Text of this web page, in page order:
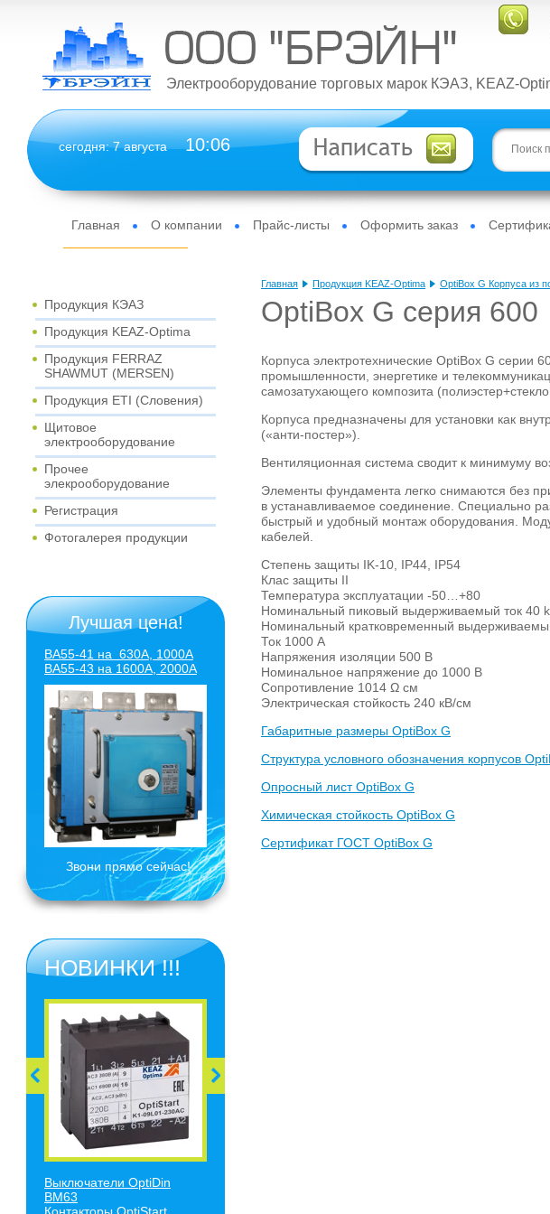
Главная О компании Прайс-листы Оформить заказ
Электрооборудование торговых марок КЭАЗ, KEAZ-
сегодня: 7 августа 10 06
Главная Продукция KEAZ-Optima OptiBox G Корпуса из
OptiBox G cерия 600
Корпуса электротехнические ОрtiBох G серии
промышленности, энергетике и
самозатухающего композита
Корпуса предназначены для установки как
(«анти-постер»).
Вентиляционная система сводит к минимуму
Элементы фундамента легко снимаются без
в устанавливаемое соединение. Специально
быстрый и удобный монтаж оборудования.
кабелей.
Степень защиты IK-10, IP44, IP54
Клас защиты II
Температура эксплуатации -50…+80
Номинальный пиковый выдерживаемый ток 40
Номинальный кратковременный
Ток 1000 A
Напряжения изоляции 500 В
Номинальное напряжение до 1000 В
Сопротивление 1014 Ω см
Электрическая стойкость 240 кВ/см
Габаритные размеры OptiBox G
Структура условного обозначения корпусов
Опросный лист OptiBox G
Химическая стойкость OptiBox G
Сертификат ГОСТ OptiBox G
Продукция КЭАЗ
Продукция KEAZ-Optima
Продукция FERRAZ
SHAWMUT (MERSEN)
Продукция ETI (Словения)
Щитовое
электрооборудование
Прочее
элекрооборудование
Регистрация
Фотогалерея продукции
Лучшая цена!
ВА55-41 на 630А, 1000А
ВА55-43 на 1600А, 2000А
Звони прямо сейчас!
НОВИНКИ !!!
Выключатели OptiDin
BM63